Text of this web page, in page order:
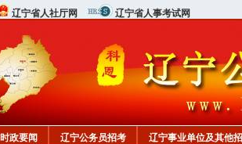
辽宁省人社厅网 辽宁省人事考试网
时政要闻 辽宁公务员招考 辽宁事业单位及其他